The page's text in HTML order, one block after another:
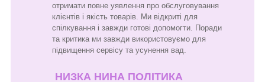
отримати повне уявлення про обслуговування
клієнтів і якість товарів. Ми відкриті для
спілкування і завжди готові допомогти. Поради
та критика ми завжди використовуємо для
підвищення сервісу та усунення вад.
НИЗКА НИНА ПОЛІТИКА